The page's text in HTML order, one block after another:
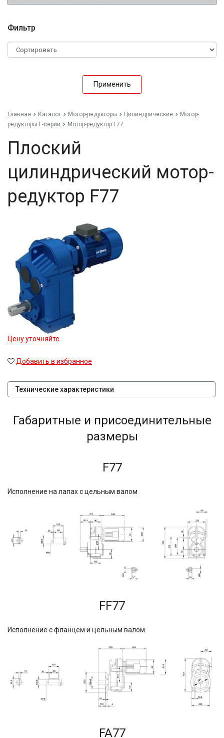
Фильтр
Применить
Главная Каталог Мотор-редукторы Цилиндрические
Мотор-
редукторы F-серии
Мотор-редуктор F77
Плоский
цилиндрический мотор-
редуктор F77
Цену уточняйте
Добавить в избранное
Технические характеристики
Габаритные и присоединительные
размеры
F77
Исполнение на лапах с цельным валом
FF77
Исполнение с фланцем и цельным валом
FA77